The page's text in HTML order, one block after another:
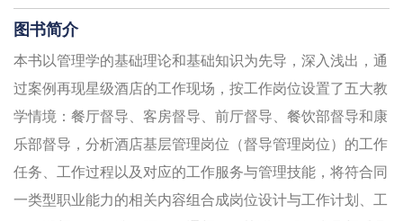
图书简介
本书以管理学的基础理论和基础知识为先导，深入浅出，通
过案例再现星级酒店的工作现场，按工作岗位设置了五大教
学情境：餐厅督导、客房督导、前厅督导、餐饮部督导和康
乐部督导，分析酒店基层管理岗位（督导管理岗位）的工作
任务、工作过程以及对应的工作服务与管理技能，将符合同
一类型职业能力的相关内容组合成岗位设计与工作计划、工